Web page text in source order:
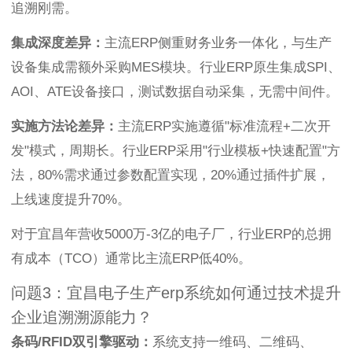
追溯刚需。
集成深度差异： 主流ERP侧重财务业务一体化，与生产
设备集成需额外采购MES模块。行业ERP原生集成SPI、
AOI、ATE设备接口，测试数据自动采集，无需中间件。
实施方法论差异： 主流ERP实施遵循"标准流程+二次开
发"模式，周期长。行业ERP采用"行业模板+快速配置"方
法，80%需求通过参数配置实现，20%通过插件扩展，
上线速度提升70%。
对于宜昌年营收5000万-3亿的电子厂，行业ERP的总拥
有成本（TCO）通常比主流ERP低40%。
问题3：宜昌电子生产erp系统如何通过技术提升
企业追溯溯源能力？
条码/RFID双引擎驱动： 系统支持一维码、二维码、